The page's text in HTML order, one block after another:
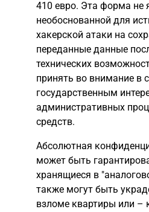
410 евро. Эта форма не
необоснованной для
хакерской атаки на
переданные данные
технических
принять во внимание в
государственным
административных
средств.
Абсолютная
может быть
хранящиеся в
также могут быть
взломе квартиры или